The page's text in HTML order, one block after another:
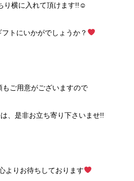
り横に入れて頂けます!!☺
トにいかがでしょうか？
もご用意がございますので
、是非お立ち寄り下さいませ!!
よりお待ちしております